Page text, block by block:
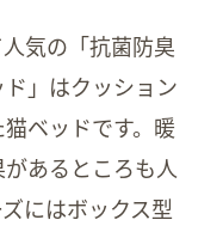
気の「抗菌防臭
」はクッション
ベッドです。暖
あるところも人
にはボックス型